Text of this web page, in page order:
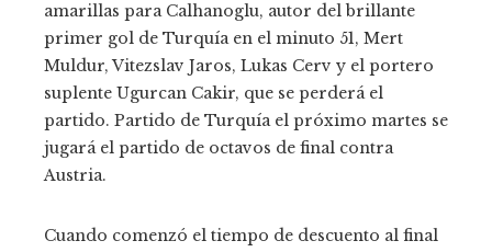
amarillas para Calhanoglu, autor del brillante
primer gol de Turquía en el minuto 51, Mert
Muldur, Vitezslav Jaros, Lukas Cerv y el portero
suplente Ugurcan Cakir, que se perderá el
partido. Partido de Turquía el próximo martes se
jugará el partido de octavos de final contra
Austria.
Cuando comenzó el tiempo de descuento al final